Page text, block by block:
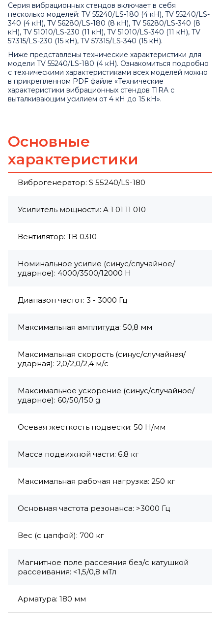
Серия вибрационных стендов включает в себя
несколько моделей: TV 55240/LS-180 (4 кН), TV 55240/LS-
340 (4 кН), TV 56280/LS-180 (8 кН), TV 56280/LS-340 (8
кН), TV 51010/LS-230 (11 кН), TV 51010/LS-340 (11 кН), TV
57315/LS-230 (15 кН), TV 57315/LS-340 (15 кН).
Ниже представлены технические характеристики для
модели TV 55240/LS-180 (4 кН). Ознакомиться подробно
с техническими характеристиками всех моделей можно
в прикрепленном PDF файле «Технические
характеристики вибрационных стендов TIRA с
выталкивающим усилием от 4 кН до 15 кН».
Основные
характеристики
Виброгенератор: S 55240/LS-180
Усилитель мощности: A 1 01 11 010
Вентилятор: TB 0310
Номинальное усилие (синус/случайное/
ударное): 4000/3500/12000 Н
Диапазон частот: 3 - 3000 Гц
Максимальная амплитуда: 50,8 мм
Максимальная скорость (синус/случайная/
ударная): 2,0/2,0/2,4 м/с
Максимальное ускорение (синус/случайное/
ударное): 60/50/150 g
Осевая жесткость подвески: 50 Н/мм
Масса подвижной части: 6,8 кг
Максимальная рабочая нагрузка: 250 кг
Основная частота резонанса: >3000 Гц
Вес (с цапфой): 700 кг
Магнитное поле рассеяния без/с катушкой
рассеивания: <1,5/0,8 мТл
Арматура: 180 мм